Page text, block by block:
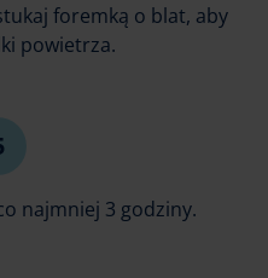
foremką o blat, aby
powietrza.
najmniej 3 godziny.